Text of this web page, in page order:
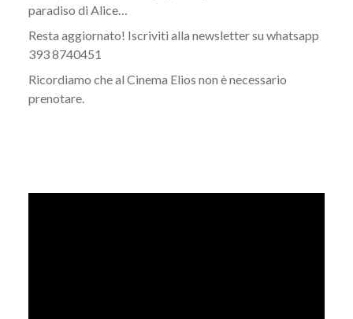
paradiso di Alice…
Resta aggiornato! Iscriviti alla newsletter su whatsapp
393 8740451
Ricordiamo che al Cinema Elios non è necessario
prenotare.